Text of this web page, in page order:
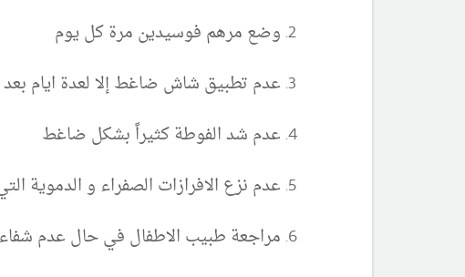
وضع مرهم فوسيدين مرة كل يوم
عدم تطبيق شاش ضاغط إلا لعدة ايام بعد
عدم شد الفوطة كثيراً بشكل ضاغط
عدم نزع الافرازات الصفراء و الدموية
مراجعة طبيب الاطفال في حال عدم شفاء الجرح خلال